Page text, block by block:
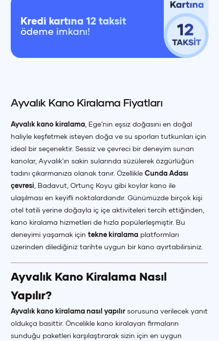
Kredi kartına 12 taksit
ödeme imkanı!
Ayvalık Kano Kiralama Fiyatları
Ayvalık kano kiralama , Ege’nin eşsiz doğasını en doğal
haliyle keşfetmek isteyen doğa ve su sporları tutkunları için
ideal bir seçenektir. Sessiz ve çevreci bir deneyim sunan
kanolar, Ayvalık’ın sakin sularında süzülerek özgürlüğün
tadını çıkarmanıza olanak tanır. ÖzellikleCunda Adası
çevresi , Badavut, Ortunç Koyu gibi koylar kano ile
ulaşılması en keyifli noktalardandır. Günümüzde birçok kişi
otel tatili yerine doğayla iç içe aktiviteleri tercih ettiğinden,
kano kiralama hizmetleri de hızla popülerleşmiştir. Bu
deneyimi yaşamak içintekne kiralama platformları
üzerinden dilediğiniz tarihte uygun bir kano ayırtabilirsiniz.
Ayvalık Kano Kiralama Nasıl
Yapılır?
Ayvalık kano kiralama nasıl yapılır sorusuna verilecek yanıt
oldukça basittir. Öncelikle kano kiralayan firmaların
sunduğu paketleri karşılaştırarak sizin için en uygun